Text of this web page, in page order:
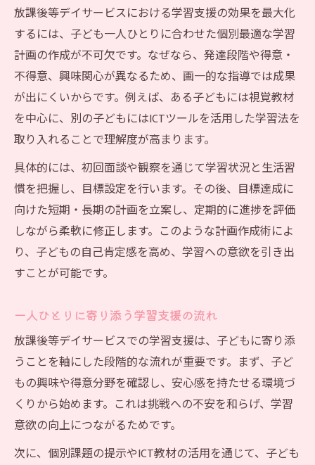
放課後等デイサービスにおける学習支援の効果を最大化
するには、子ども一人ひとりに合わせた個別最適な学習
計画の作成が不可欠です。なぜなら、発達段階や得意・
不得意、興味関心が異なるため、画一的な指導では成果
が出にくいからです。例えば、ある子どもには視覚教材
を中心に、別の子どもにはICTツールを活用した学習法を
取り入れることで理解度が高まります。
具体的には、初回面談や観察を通じて学習状況と生活習
慣を把握し、目標設定を行います。その後、目標達成に
向けた短期・長期の計画を立案し、定期的に進捗を評価
しながら柔軟に修正します。このような計画作成術によ
り、子どもの自己肯定感を高め、学習への意欲を引き出
すことが可能です。
一人ひとりに寄り添う学習支援の流れ
放課後等デイサービスでの学習支援は、子どもに寄り添
うことを軸にした段階的な流れが重要です。まず、子ど
もの興味や得意分野を確認し、安心感を持たせる環境づ
くりから始めます。これは挑戦への不安を和らげ、学習
意欲の向上につながるためです。
次に、個別課題の提示やICT教材の活用を通じて、子ども